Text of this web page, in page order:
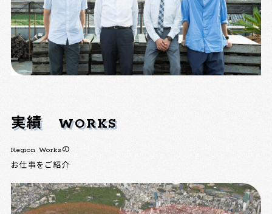
実績 WORKS
Region Worksの
お仕事をご紹介